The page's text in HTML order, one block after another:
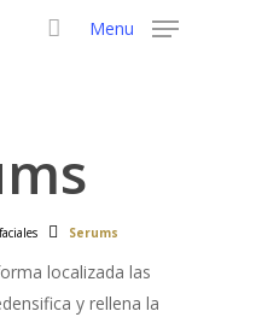
Menu
Serums
localizada las
y rellena la